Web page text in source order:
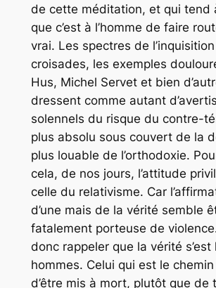
de cette méditation, et qui tend
que c’est à l’homme de faire
vrai. Les spectres de
croisades, les exemples
Hus, Michel Servet et bien
dressent comme autant
solennels du risque du contre-
plus absolu sous couvert de la
plus louable de l’orthodoxie.
cela, de nos jours, l’attitude
celle du relativisme. Car
d’une mais de la vérité semble
fatalement porteuse de
donc rappeler que la vérité s’est
hommes. Celui qui est le
d’être mis à mort, plutôt que de